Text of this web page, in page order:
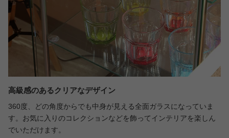
高級感のあるクリアなデザイン
360度、どの角度からでも中身が見える全面ガラスになっていま
す。お気に入りのコレクションなどを飾ってインテリアを楽しん
でいただけます。